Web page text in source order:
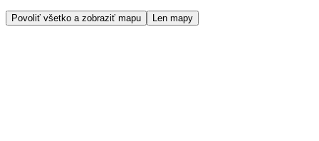
Povoliť všetko a zobraziť mapu Len mapy